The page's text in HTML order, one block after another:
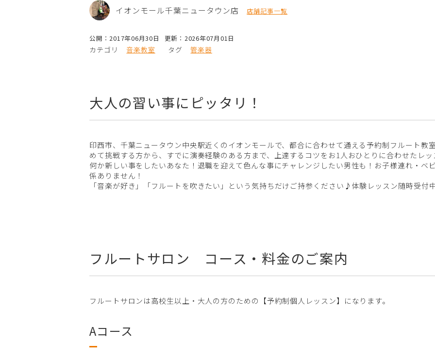
イオンモール千葉ニュータウン店 店舗記事一覧
公開：2017年06月30日 更新：2026年07月01日
カテゴリ 音楽教室 タグ 管楽器
大人の習い事にピッタリ！
印西市、千葉ニュータウン中央駅近くのイオンモールで、都合に合わせて通える予約制フルート教
めて挑戦する方から、すでに演奏経験のある方まで、上達するコツをお1人おひとりに合わせたレ
何か新しい事をしたいあなた！退職を迎えて色んな事にチャレンジしたい男性も！お子様連れ・ベ
係ありません！
「音楽が好き」「フルートを吹きたい」という気持ちだけご持参ください♪体験レッスン随時受付
フルートサロン コース・料金のご案内
フルートサロンは高校生以上・大人の方のための【予約制個人レッスン】になります。
Aコース